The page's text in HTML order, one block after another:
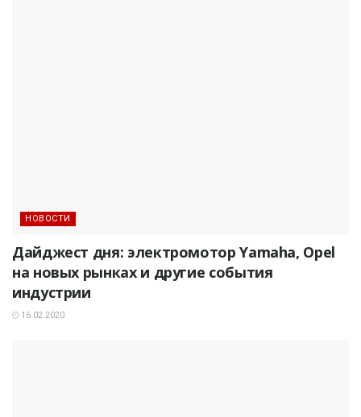
НОВОСТИ
Дайджест дня: электромотор Yamaha, Opel
на новых рынках и другие события
индустрии
16.02.2020